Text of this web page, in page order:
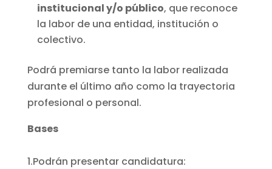
institucional y/o público, que reconoce
la labor de una entidad, institución o
colectivo.
Podrá premiarse tanto la labor realizada
durante el último año como la trayectoria
profesional o personal.
Bases
1.Podrán presentar candidatura: